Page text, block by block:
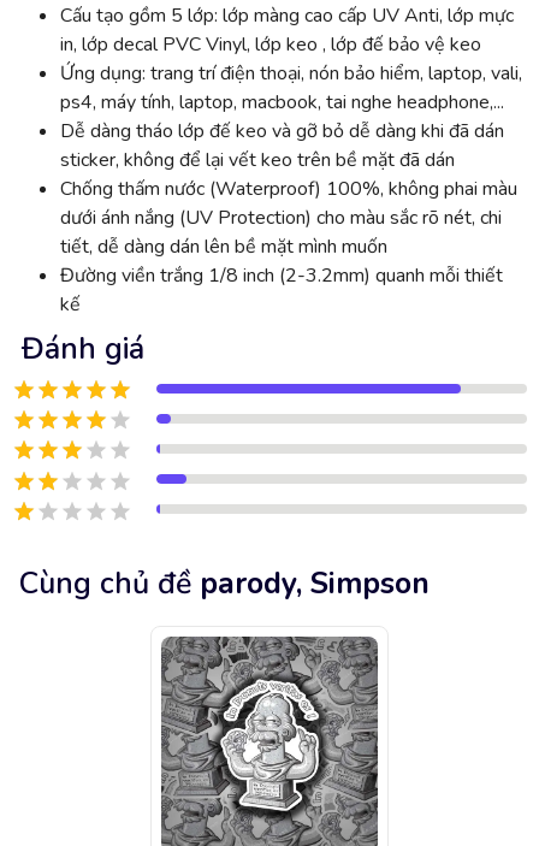
Cấu tạo gồm 5 lớp: lớp màng cao cấp UV Anti, lớp mực
in, lớp decal PVC Vinyl, lớp keo , lớp đế bảo vệ keo
Ứng dụng: trang trí điện thoại, nón bảo hiểm, laptop, vali,
ps4, máy tính, laptop, macbook, tai nghe headphone,...
Dễ dàng tháo lớp đế keo và gỡ bỏ dễ dàng khi đã dán
sticker, không để lại vết keo trên bề mặt đã dán
Chống thấm nước (Waterproof) 100%, không phai màu
dưới ánh nắng (UV Protection) cho màu sắc rõ nét, chi
tiết, dễ dàng dán lên bề mặt mình muốn
Đường viền trắng 1/8 inch (2-3.2mm) quanh mỗi thiết
kế
Đánh giá
Cùng chủ đề parody, Simpson